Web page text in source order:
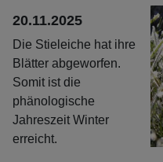
20.11.2025
Die Stieleiche hat ihre
Blätter abgeworfen.
Somit ist die
phänologische
Jahreszeit Winter
erreicht.